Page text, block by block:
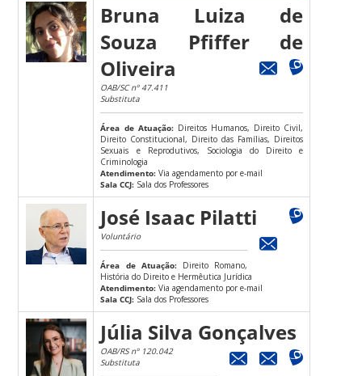
Bruna Luiza de
Souza Pfiffer de
Oliveira
OAB/SC nº 47.411
Substituta
Área de Atuação:Direitos Humanos, Direito Civil,
Direito Constitucional, Direito das Famílias, Direitos
Sexuais e Reprodutivos, Sociologia do Direito e
Criminologia
Atendimento: Via agendamento por e-mail
Sala CCJ: Sala dos Professores
José Isaac Pilatti
Voluntário
Área de Atuação:Direito Romano,
História do Direito e Hermêutica Jurídica
Atendimento: Via agendamento por e-mail
Sala CCJ: Sala dos Professores
Júlia Silva Gonçalves
OAB/RS nº 120.042
Substituta